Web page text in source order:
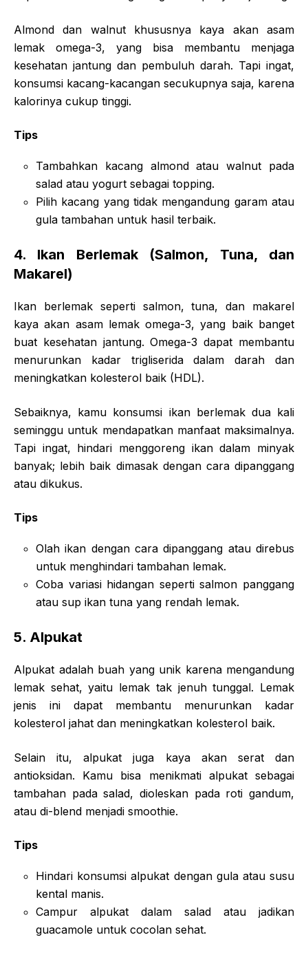
Almond dan walnut khususnya kaya akan asam
lemak omega-3, yang bisa membantu menjaga
kesehatan jantung dan pembuluh darah. Tapi ingat,
konsumsi kacang-kacangan secukupnya saja, karena
kalorinya cukup tinggi.
Tips
Tambahkan kacang almond atau walnut pada
salad atau yogurt sebagai topping.
Pilih kacang yang tidak mengandung garam atau
gula tambahan untuk hasil terbaik.
4. Ikan Berlemak (Salmon, Tuna, dan
Makarel)
Ikan berlemak seperti salmon, tuna, dan makarel
kaya akan asam lemak omega-3, yang baik banget
buat kesehatan jantung. Omega-3 dapat membantu
menurunkan kadar trigliserida dalam darah dan
meningkatkan kolesterol baik (HDL).
Sebaiknya, kamu konsumsi ikan berlemak dua kali
seminggu untuk mendapatkan manfaat maksimalnya.
Tapi ingat, hindari menggoreng ikan dalam minyak
banyak; lebih baik dimasak dengan cara dipanggang
atau dikukus.
Tips
Olah ikan dengan cara dipanggang atau direbus
untuk menghindari tambahan lemak.
Coba variasi hidangan seperti salmon panggang
atau sup ikan tuna yang rendah lemak.
5. Alpukat
Alpukat adalah buah yang unik karena mengandung
lemak sehat, yaitu lemak tak jenuh tunggal. Lemak
jenis ini dapat membantu menurunkan kadar
kolesterol jahat dan meningkatkan kolesterol baik.
Selain itu, alpukat juga kaya akan serat dan
antioksidan. Kamu bisa menikmati alpukat sebagai
tambahan pada salad, dioleskan pada roti gandum,
atau di-blend menjadi smoothie.
Tips
Hindari konsumsi alpukat dengan gula atau susu
kental manis.
Campur alpukat dalam salad atau jadikan
guacamole untuk cocolan sehat.